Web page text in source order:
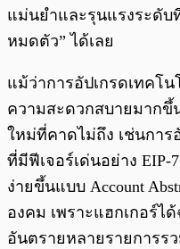
แม่นยำและรุนแรงระดับ
หมดตัว” ได้เลย
แม้ว่าการอัปเกรดเทคโ
ความสะดวกสบายมากขึ้
ใหม่ที่คาดไม่ถึง เช่นการอั
ที่มีฟีเจอร์เด่นอย่าง EIP-
ง่ายขึ้นแบบ Account
องคม เพราะแฮกเกอร์ไ
อันตรายหลายรายการรว